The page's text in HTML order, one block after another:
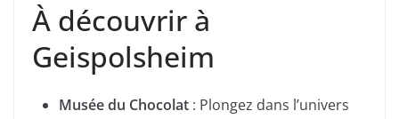
À découvrir à
Geispolsheim
Musée du Chocolat : Plongez dans l’univers